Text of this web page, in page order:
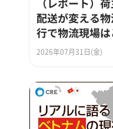
配送が変える
行で物流現場
2026年07月31日(金)